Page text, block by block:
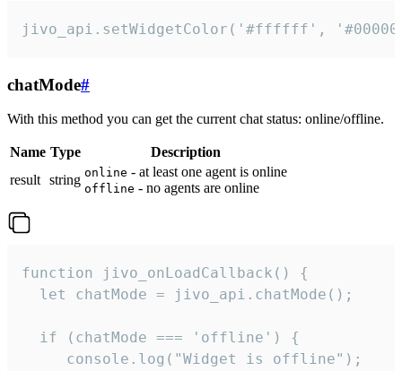
jivo_api.setWidgetColor('#ffffff',
chatMode#
With this method you can get the current chat status: online/offline.
Name Type
Description
result string online - at least one agent is online
offline - no agents are online
function jivo_onLoadCallback() {
  let chatMode = jivo_api.chatMode();
  if (chatMode === 'offline') {
     console.log("Widget is offline");